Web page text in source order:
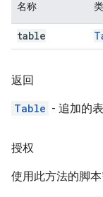
名称
table
返回
Table - 追加的表
授权
使用此方法的脚